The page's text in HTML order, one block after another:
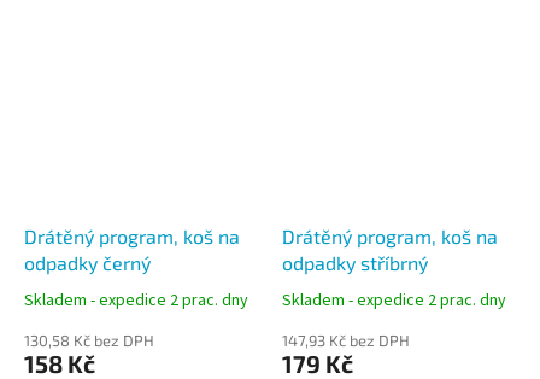
Drátěný program, koš na
odpadky černý
Skladem - expedice 2 prac. dny
130,58 Kč bez DPH
158 Kč
Drátěný program, koš na
odpadky stříbrný
Skladem - expedice 2 prac. dny
147,93 Kč bez DPH
179 Kč